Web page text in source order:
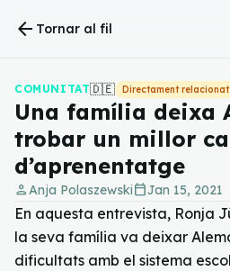
arrow_back Tornar al fil
COMUNITAT🇩🇪 Directament relacionat
Una família deixa
trobar un millor
d’aprenentatge
personAnja Polaszewskicalendar_todayJan 15, 2021
En aquesta entrevista, Ronja
la seva família va deixar
dificultats amb el sistema